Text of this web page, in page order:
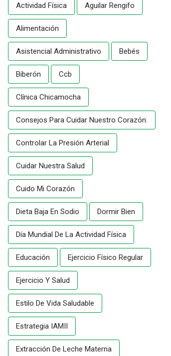
Actividad Física Aguilar Rengifo
Alimentación
Asistencial Administrativo Bebés
Biberón Ccb
Clínica Chicamocha
Consejos Para Cuidar Nuestro Corazón.
Controlar La Presión Arterial
Cuidar Nuestra Salud
Cuido Mi Corazón
Dieta Baja En Sodio Dormir Bien
Día Mundial De La Actividad Física
Educación Ejercicio Físico Regular
Ejercicio Y Salud
Estilo De Vida Saludable
Estrategia IAMII
Extracción De Leche Materna